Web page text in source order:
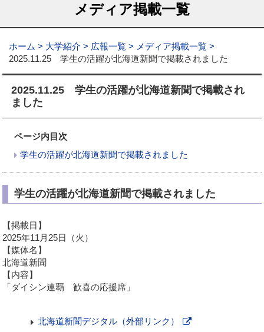
メディア掲載一覧
ホーム 大学紹介 広報一覧
メディア掲載一覧
2025.11.25 学生の活躍が北海道新聞で掲載されました
2025.11.25 学生の活躍が北海道新聞で掲載され
ました
ページ内目次
学生の活躍が北海道新聞で掲載されました
学生の活躍が北海道新聞で掲載されました
【掲載日】
2025年11月25日（火）
【媒体名】
北海道新聞
【内容】
「ダイシン連覇 歓喜の応援席」
北海道新聞デジタル（外部リンク）